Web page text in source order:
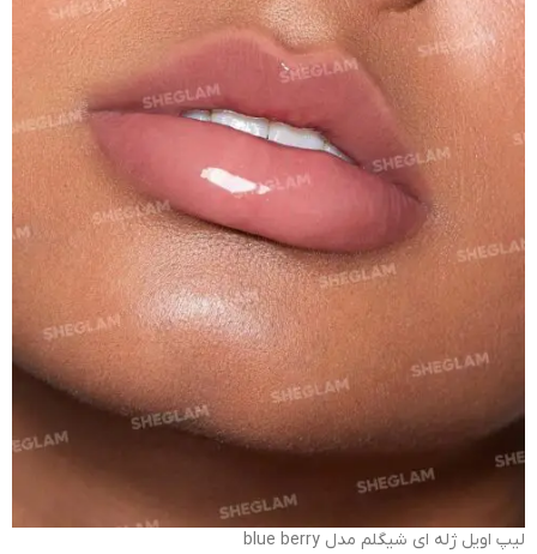
لیپ اویل ژله ای شیگلم مدل blue berry